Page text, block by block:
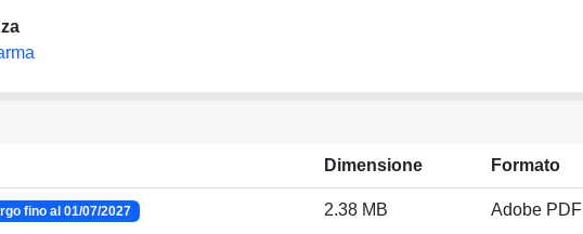
Dimensione Formato
fino al 01/07/2027 2.38 MB Adobe PDF